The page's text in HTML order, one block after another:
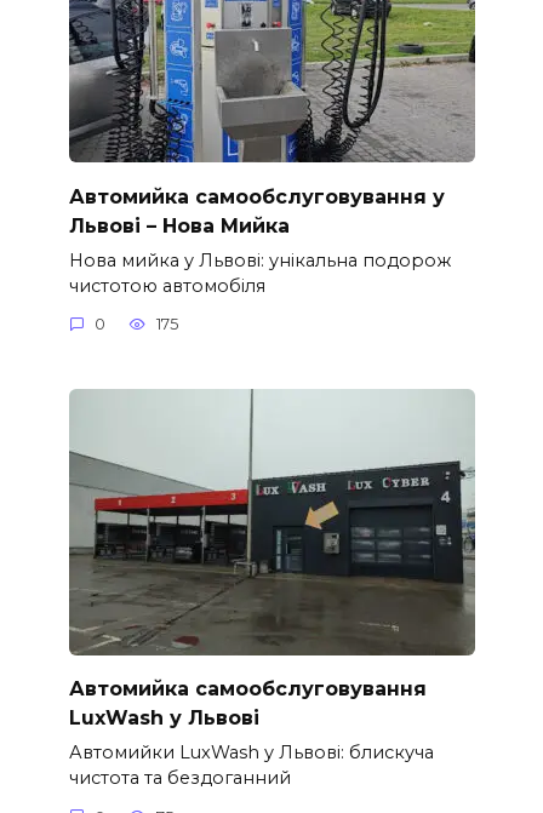
Автомийка самообслуговування у
Львові – Нова Мийка
Нова мийка у Львові: унікальна подорож
чистотою автомобіля
0 175
Автомийка самообслуговування
LuxWash у Львові
Автомийки LuxWash у Львові: блискуча
чистота та бездоганний